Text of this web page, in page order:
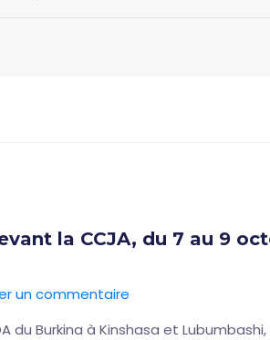
la CCJA, du 7 au 9
un commentaire
Burkina à Kinshasa et